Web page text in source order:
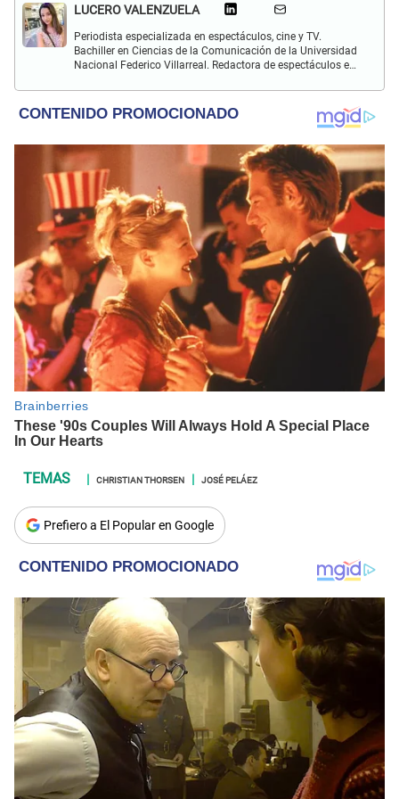
LUCERO VALENZUELA
Periodista especializada en espectáculos, cine y TV.
Bachiller en Ciencias de la Comunicación de la Universidad
Nacional Federico Villarreal. Redactora de espectáculos en
celebridades internacionales, música y películas.
CHRISTIAN THORSEN JOSÉ PELÁEZ
Prefiero a El Popular en Google